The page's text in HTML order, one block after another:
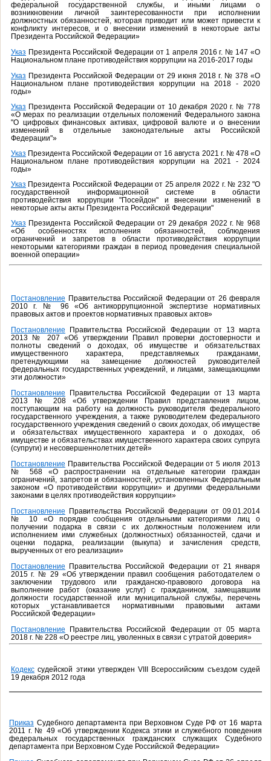
федеральной государственной службы, и иными лицами о
возникновении личной заинтересованности при исполнении
должностных обязанностей, которая приводит или может привести к
конфликту интересов, и о внесении изменений в некоторые акты
Президента Российской Федерации»
Указ Президента Российской Федерации от 1 апреля 2016 г. № 147 «О
Национальном плане противодействия коррупции на 2016-2017 годы
Указ Президента Российской Федерации от 29 июня 2018 г. № 378 «О
Национальном плане противодействия коррупции на 2018 - 2020
годы»
Указ Президента Российской Федерации от 10 декабря 2020 г. № 778
«О мерах по реализации отдельных положений Федерального закона
"О цифровых финансовых активах, цифровой валюте и о внесении
изменений в отдельные законодательные акты Российской
Федерации"»
Указ Президента Российской Федерации от 16 августа 2021 г. № 478 «О
Национальном плане противодействия коррупции на 2021 - 2024
годы»
Указ Президента Российской Федерации от 25 апреля 2022 г. № 232 "О
государственной информационной системе в области
противодействия коррупции "Посейдон" и внесении изменений в
некоторые акты акты Президента Российской Федерации"
Указ Президента Российской Федерации от 29 декабря 2022 г. № 968
«Об особенностях исполнения обязанностей, соблюдения
ограничений и запретов в области противодействия коррупции
некоторыми категориями граждан в период проведения специальной
военной операции»
Постановление Правительства Российской Федерации от 26 февраля
2010 г. № 96 «Об антикоррупционной экспертизе нормативных
правовых актов и проектов нормативных правовых актов»
Постановление Правительства Российской Федерации от 13 марта
2013 № 207 «Об утверждении Правил проверки достоверности и
полноты сведений о доходах, об имуществе и обязательствах
имущественного характера, представляемых гражданами,
претендующими на замещение должностей руководителей
федеральных государственных учреждений, и лицами, замещающими
эти должности»
Постановление Правительства Российской Федерации от 13 марта
2013 № 208 «Об утверждении Правил представления лицом,
поступающим на работу на должность руководителя федерального
государственного учреждения, а также руководителем федерального
государственного учреждения сведений о своих доходах, об имуществе
и обязательствах имущественного характера и о доходах, об
имуществе и обязательствах имущественного характера своих супруга
(супруги) и несовершеннолетних детей»
Постановление Правительства Российской Федерации от 5 июля 2013
№ 568 «О распространении на отдельные категории граждан
ограничений, запретов и обязанностей, установленных Федеральным
законом «О противодействии коррупции» и другими федеральными
законами в целях противодействия коррупции»
Постановление Правительства Российской Федерации от 09.01.2014
№ 10 «О порядке сообщения отдельными категориями лиц о
получении подарка в связи с их должностным положением или
исполнением ими служебных (должностных) обязанностей, сдачи и
оценки подарка, реализации (выкупа) и зачисления средств,
вырученных от его реализации»
Постановление Правительства Российской Федерации от 21 января
2015 г. № 29 «Об утверждении правил сообщения работодателем о
заключении трудового или гражданско-правового договора на
выполнение работ (оказание услуг) с гражданином, замещавшим
должности государственной или муниципальной службы, перечень
которых устанавливается нормативными правовыми актами
Российской Федерации»
Постановление Правительства Российской Федерации от 05 марта
2018 г. № 228 «О реестре лиц, уволенных в связи с утратой доверия»
Кодекс судейской этики утвержден VIII Всероссийским съездом судей
19 декабря 2012 года
Приказ Судебного департамента при Верховном Суде РФ от 16 марта
2011 г. № 49 «Об утверждении Кодекса этики и служебного поведения
федеральных государственных гражданских служащих Судебного
департамента при Верховном Суде Российской Федерации»